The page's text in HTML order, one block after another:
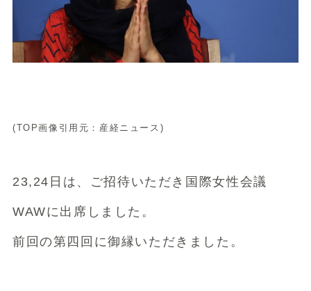
(TOP画像引用元：産経ニュース)
23,24日は、ご招待いただき国際女性会議
WAWに出席しました。
前回の第四回に御縁いただきました。